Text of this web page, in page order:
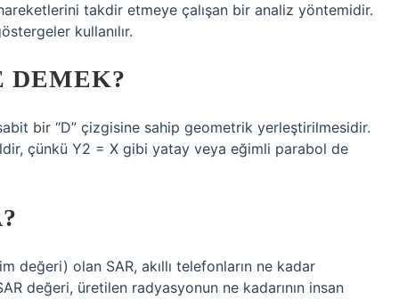
takdir etmeye çalışan bir analiz yöntemidir.
kullanılır.
DEMEK?
bir “D” çizgisine sahip geometrik yerleştirilmesidir.
çünkü Y2 = X gibi yatay veya eğimli parabol de
değeri) olan SAR, akıllı telefonların ne kadar
değeri, üretilen radyasyonun ne kadarının insan